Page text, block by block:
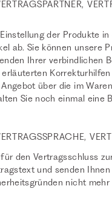
der Produkte
ab. Sie können unsere
Ihrer verbindlichen
erläuterten
über die im
Sie noch einmal eine
den Vertragsschluss
und senden
nicht